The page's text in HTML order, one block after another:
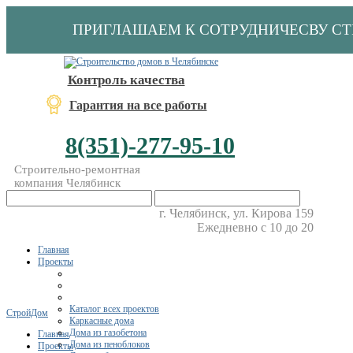
ПРИГЛАШАЕМ К СОТРУДНИЧЕСВУ
Контроль качества
Гарантия на все работы
8(351)-277-95-10
Строительно-ремонтная
компания Челябинск
г. Челябинск, ул. Кирова 159
Ежедневно с 10 до 20
Главная
Проекты
Каталог всех проектов
Каркасные дома
Дома из газобетона
Дома из пеноблоков
СтройДом
Главная
Проекты